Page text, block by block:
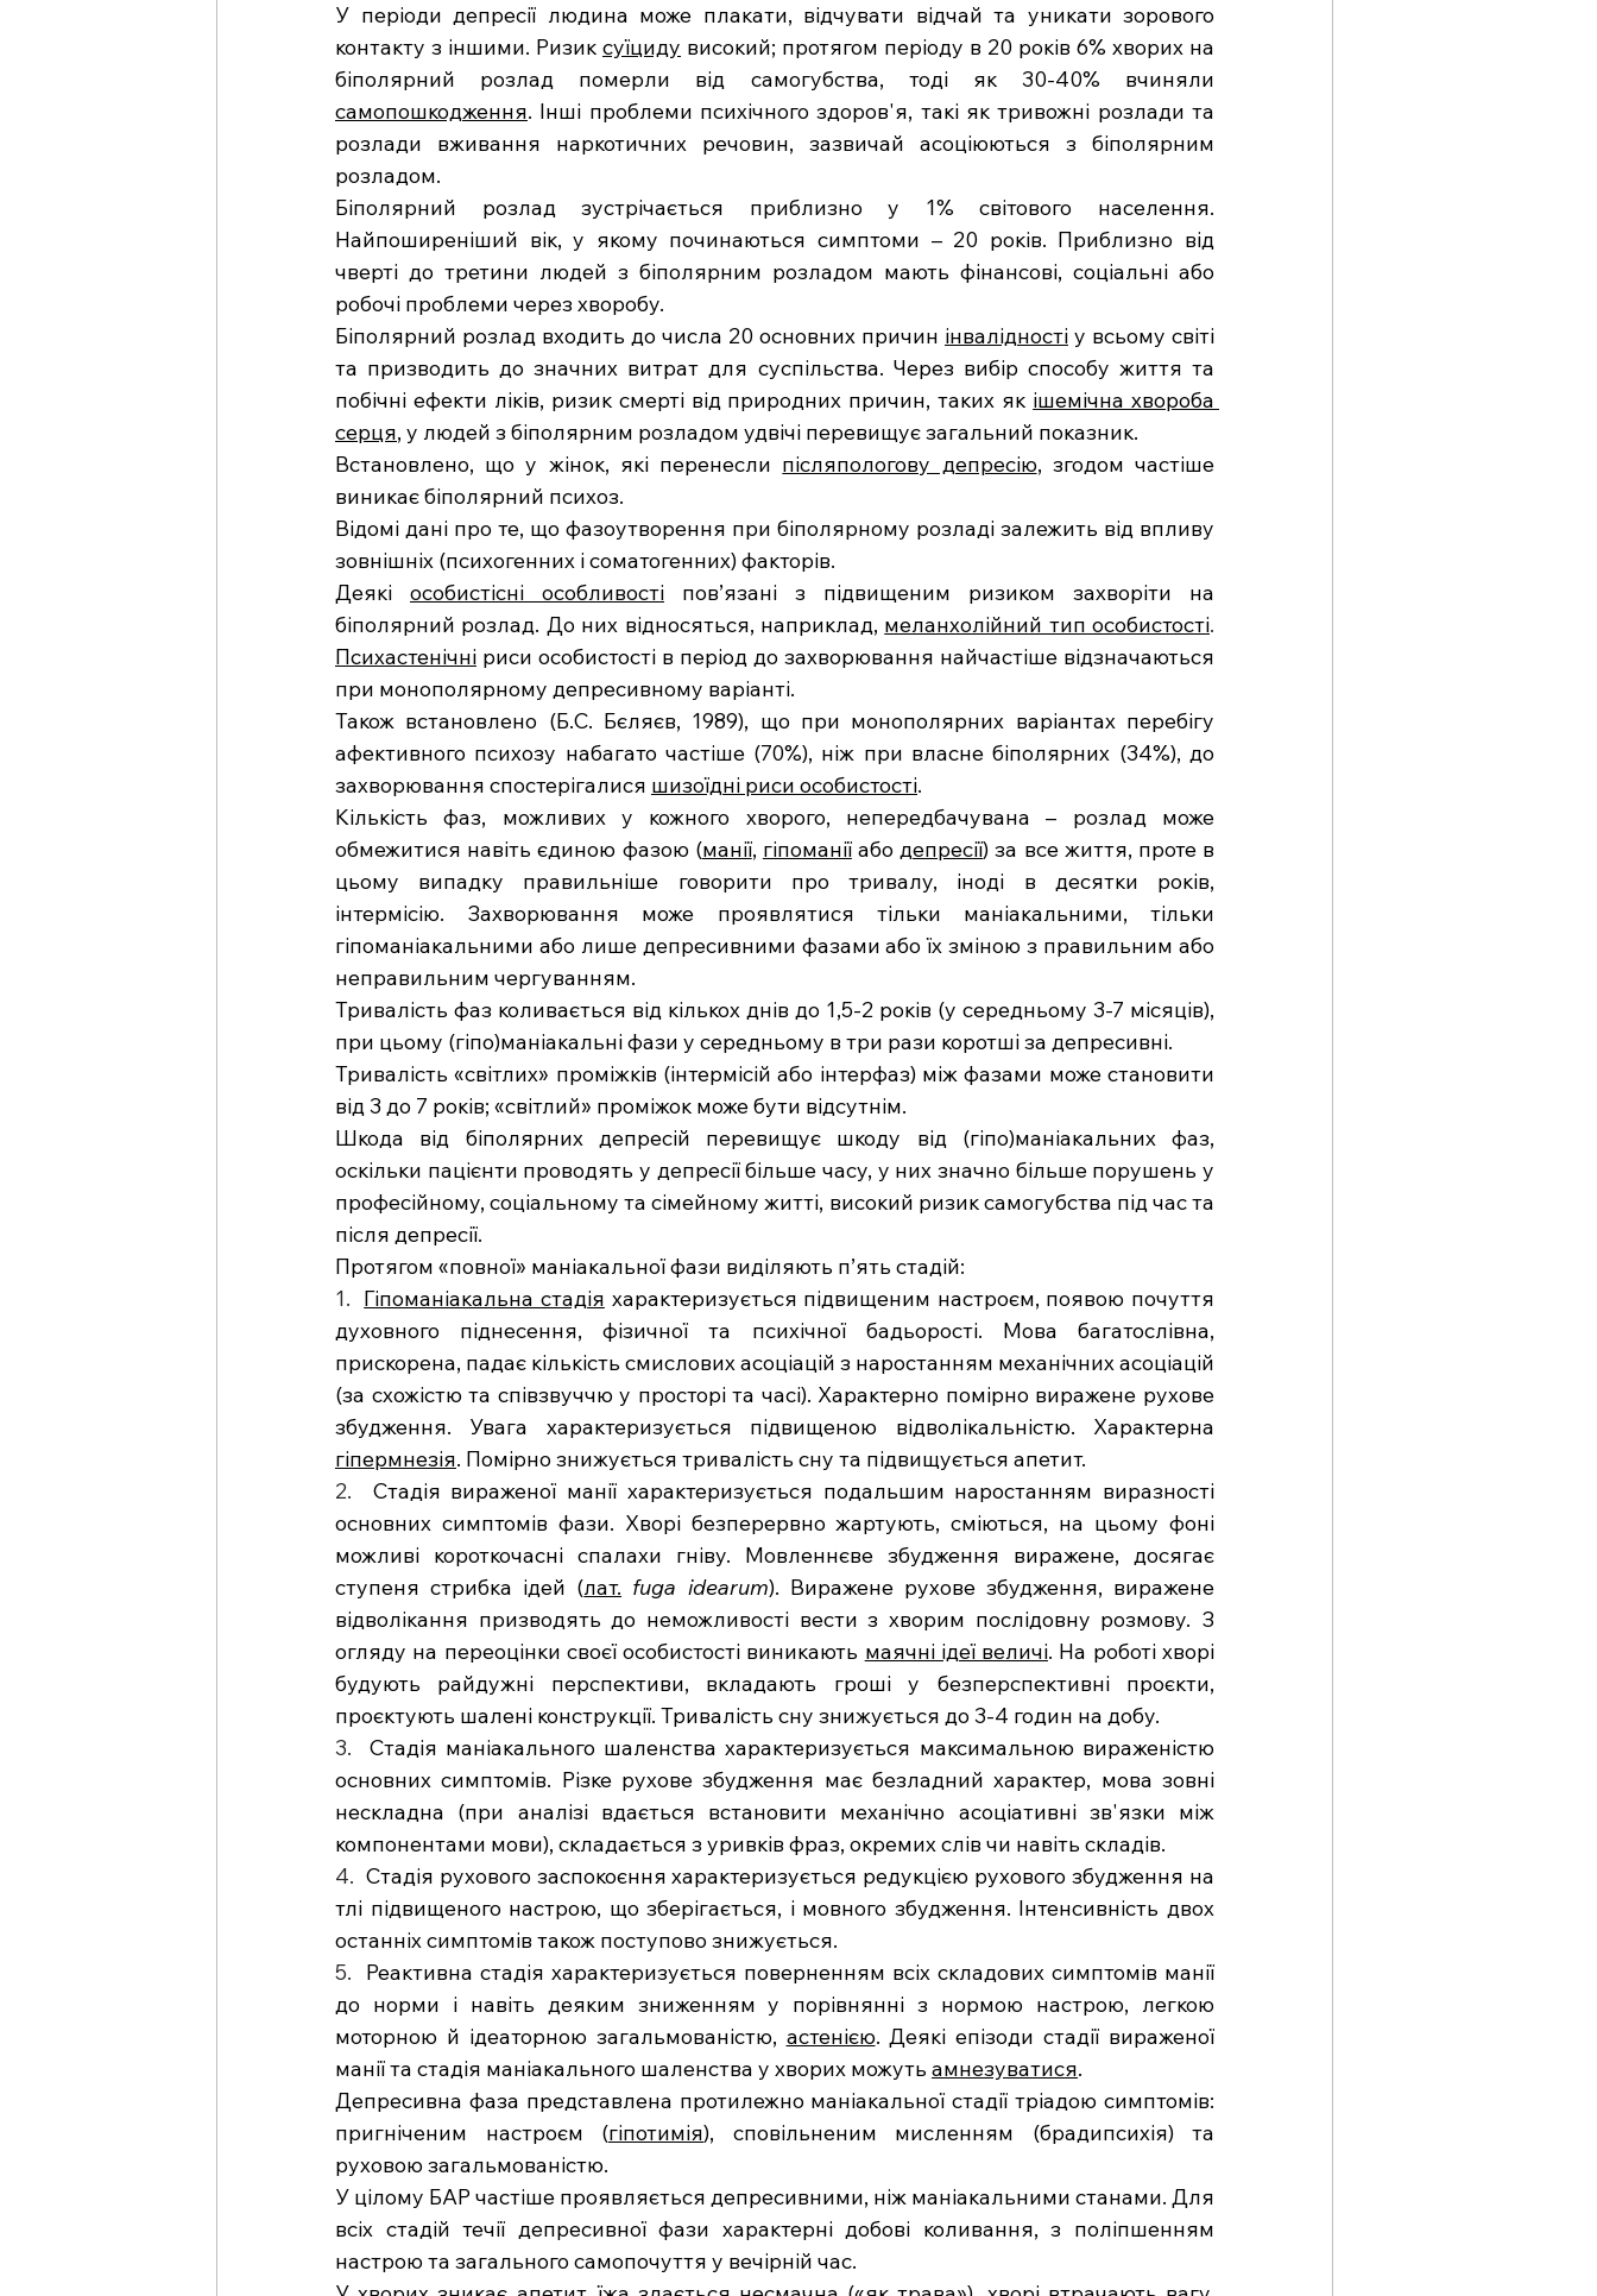
У періоди депресії людина може плакати, відчувати відчай та уникати зорового
контакту з іншими. Ризик суїциду високий; протягом періоду в 20 років 6% хворих на
самопошкодження. Інші проблеми психічного здоров'я, такі як тривожні розлади та
розлади вживання наркотичних речовин, зазвичай асоціюються з біполярним
розладом.
Біполярний розлад зустрічається приблизно у 1% світового населення.
Найпоширеніший вік, у якому починаються симптоми – 20 років. Приблизно від
чверті до третини людей з біполярним розладом мають фінансові, соціальні або
робочі проблеми через хворобу.
Біполярний розлад входить до числа 20 основних причин інвалідності у всьому світі
та призводить до значних витрат для суспільства. Через вибір способу життя та
побічні ефекти ліків, ризик смерті від природних причин, таких як ішемічна хвороба
серця, у людей з біполярним розладом удвічі перевищує загальний показник.
Встановлено, що у жінок, які перенесли післяпологову депресію, згодом частіше
виникає біполярний психоз.
Відомі дані про те, що фазоутворення при біполярному розладі залежить від впливу
зовнішніх (психогенних і соматогенних) факторів.
Деякі особистісні особливості пов’язані з підвищеним ризиком захворіти на
біполярний розлад. До них відносяться, наприклад, меланхолійний тип особистості
Психастенічні риси особистості в період до захворювання найчастіше відзначаються
при монополярному депресивному варіанті.
Також встановлено (Б.С. Бєляєв, 1989), що при монополярних варіантах перебігу
афективного психозу набагато частіше (70%), ніж при власне біполярних (34%), до
захворювання спостерігалися шизоїдні риси особистості.
Кількість фаз, можливих у кожного хворого, непередбачувана – розлад може
обмежитися навіть єдиною фазою (манії, гіпоманії або депресії) за все життя, проте в
цьому випадку правильніше говорити про тривалу, іноді в десятки років,
інтермісію. Захворювання може проявлятися тільки маніакальними, тільки
гіпоманіакальними або лише депресивними фазами або їх зміною з правильним або
неправильним чергуванням.
Тривалість фаз коливається від кількох днів до 1,5-2 років (у середньому 3-7 місяців),
при цьому (гіпо)маніакальні фази у середньому в три рази коротші за депресивні.
Тривалість «світлих» проміжків (інтермісій або інтерфаз) між фазами може становити
від 3 до 7 років; «світлий» проміжок може бути відсутнім.
Шкода від біполярних депресій перевищує шкоду від (гіпо)маніакальних фаз,
оскільки пацієнти проводять у депресії більше часу, у них значно більше порушень у
професійному, соціальному та сімейному житті, високий ризик самогубства під час та
після депресії.
Протягом «повної» маніакальної фази виділяють п’ять стадій:
1. Гіпоманіакальна стадія характеризується підвищеним настроєм, появою почуття
духовного піднесення, фізичної та психічної бадьорості. Мова багатослівна,
прискорена, падає кількість смислових асоціацій з наростанням механічних асоціацій
(за схожістю та співзвуччю у просторі та часі). Характерно помірно виражене рухове
гіпермнезія. Помірно знижується тривалість сну та підвищується апетит.
2. Стадія вираженої манії характеризується подальшим наростанням виразності
основних симптомів фази. Хворі безперервно жартують, сміються, на цьому фоні
можливі короткочасні спалахи гніву. Мовленнєве збудження виражене, досягає
ступеня стрибка ідей (лат. fuga idearum). Виражене рухове збудження, виражене
відволікання призводять до неможливості вести з хворим послідовну розмову. З
огляду на переоцінки своєї особистості виникають маячні ідеї величі. На роботі хворі
будують райдужні перспективи, вкладають гроші у безперспективні проєкти,
проєктують шалені конструкції. Тривалість сну знижується до 3-4 годин на добу.
3. Стадія маніакального шаленства характеризується максимальною вираженістю
основних симптомів. Різке рухове збудження має безладний характер, мова зовні
нескладна (при аналізі вдається встановити механічно асоціативні зв'язки між
компонентами мови), складається з уривків фраз, окремих слів чи навіть складів.
4. Стадія рухового заспокоєння характеризується редукцією рухового збудження на
тлі підвищеного настрою, що зберігається, і мовного збудження. Інтенсивність двох
останніх симптомів також поступово знижується.
5. Реактивна стадія характеризується поверненням всіх складових симптомів манії
до норми і навіть деяким зниженням у порівнянні з нормою настрою, легкою
моторною й ідеаторною загальмованістю, астенією. Деякі епізоди стадії вираженої
манії та стадія маніакального шаленства у хворих можуть амнезуватися.
Депресивна фаза представлена протилежно маніакальної стадії тріадою симптомів:
пригніченим настроєм (гіпотимія), сповільненим мисленням (брадипсихія) та
руховою загальмованістю.
У цілому БАР частіше проявляється депресивними, ніж маніакальними станами. Для
всіх стадій течії депресивної фази характерні добові коливання, з поліпшенням
настрою та загального самопочуття у вечірній час.